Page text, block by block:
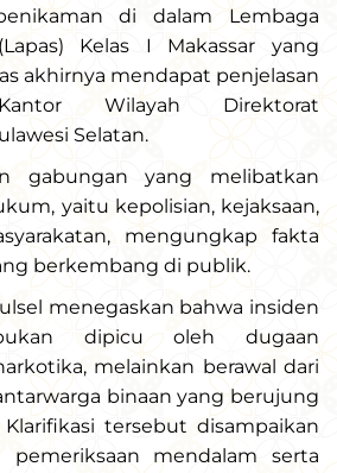
di dalam Lembaga
Kelas I Makassar yang
akhirnya mendapat penjelasan
Wilayah Direktorat
Selatan.
gabungan yang melibatkan
yaitu kepolisian, kejaksaan,
mengungkap fakta
berkembang di publik.
menegaskan bahwa insiden
dipicu oleh dugaan
melainkan berawal dari
binaan yang berujung
tersebut disampaikan
pemeriksaan mendalam serta